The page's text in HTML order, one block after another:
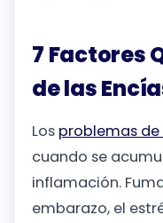
7 Factores
de las
Los problemas
cuando se
inflamación.
embarazo, el